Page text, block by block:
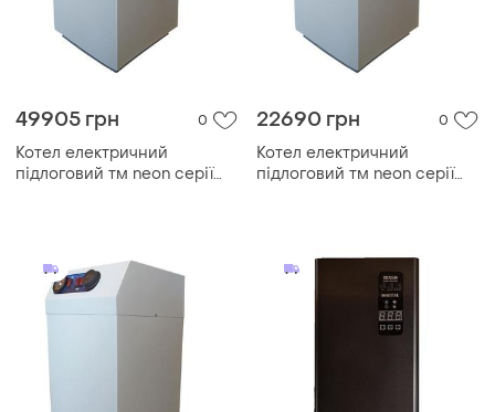
49905 грн 0
Котел електричний
підлоговий тм neon серії
22690 грн 0
Котел електричний
підлоговий тм neon серії